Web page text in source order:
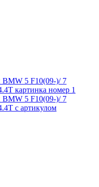
BMW 5 F10(09-)/ 7
картинка номер 1
BMW 5 F10(09-)/ 7
с артикулом